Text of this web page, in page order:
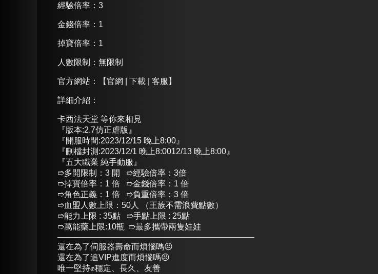
經驗倍率：3
金錢倍率：1
掉寶倍率：1
人數限制：無限制
官方網站： 【官網 | 下載 | 客服】
詳細介紹 ：
卡西法天堂 等你來相見
『版本:2.7仿正虐版』
『開服時間:2023/12/15 晚上8:00』
『刪檔封測:2023/12/1 晚上8:0012/13 晚上8:00』
『五大職業 純手動服』
➱多開限制：3 開 ➱經驗倍率：3倍
➱掉寶倍率：1 倍 ➱金錢倍率：1 倍
➱角色正義：1 倍 ➱負重倍率：3 倍
➱血盟人數上限：50人 （王族不需浪費點數）
➱能力上限 : 35點 ➱手點上限 : 25點
➱萬能藥上限:10瓶 ➱最多攜帶兩隻娃娃
————————————————————————
還在為了伺服器壽命而煩惱嗎😣
還在為了追VIP進度而煩惱嗎😣
唯一堅持✊穩定、長久、友善